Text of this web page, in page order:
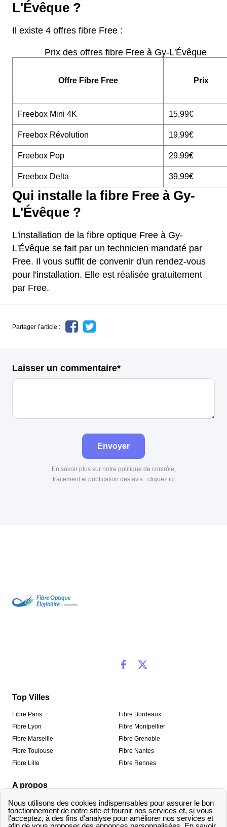
L'Évêque ?
Il existe 4 offres fibre Free :
Prix des offres fibre Free à Gy-L'Évêque
Offre Fibre Free Prix
Freebox Mini 4K 15,99€
Freebox Révolution 19,99€
Freebox Pop 29,99€
Freebox Delta 39,99€
Qui installe la fibre Free à Gy-
L'Évêque ?
L'installation de la fibre optique Free à Gy-
L'Évêque se fait par un technicien mandaté par
Free. Il vous suffit de convenir d'un rendez-vous
pour l'installation. Elle est réalisée gratuitement
par Free.
Partager l’article :
Laisser un commentaire*
Envoyer
En savoir plus sur notre politique de contrôle,
traitement et publication des avis : cliquez ici
Top Villes
Fibre Paris
Fibre Lyon
Fibre Marseille
Fibre Toulouse
Fibre Lille
Fibre Bordeaux
Fibre Montpellier
Fibre Grenoble
Fibre Nantes
Fibre Rennes
A propos
Qui sommes-nous ?
Informations de contact
Mentions légales
Traitement des avis